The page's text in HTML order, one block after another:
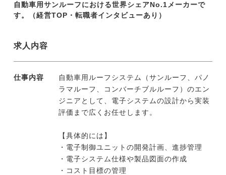
企業TOPインタビュー
地域の特色
リサーチ
今すぐ転職をお考えの方
自動車用サンルーフにおける世界シェアNo.1メーカーで
す。（経営TOP・転職者インタビューあり）
求人内容
仕事内容
自動車用ルーフシステム（サンルーフ、パノ
ラマルーフ、コンバーチブルルーフ）のエン
ジニアとして、電子システムの設計から実装
評価まで広くお任せします。
【具体的には】
・電子制御ユニットの開発計画、進捗管理
・電子システム仕様や製品図面の作成
・コスト目標の管理